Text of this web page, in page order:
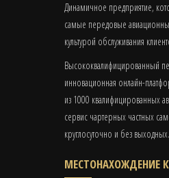
Динамичное предприятие,
самые передовые
культурой обслуживания
Высококвалифицированный
инновационная онлайн-
из 1000 квалифицированных
сервис чартерных частных
круглосуточно и без выходных.
МЕСТОНАХОЖДЕНИЕ